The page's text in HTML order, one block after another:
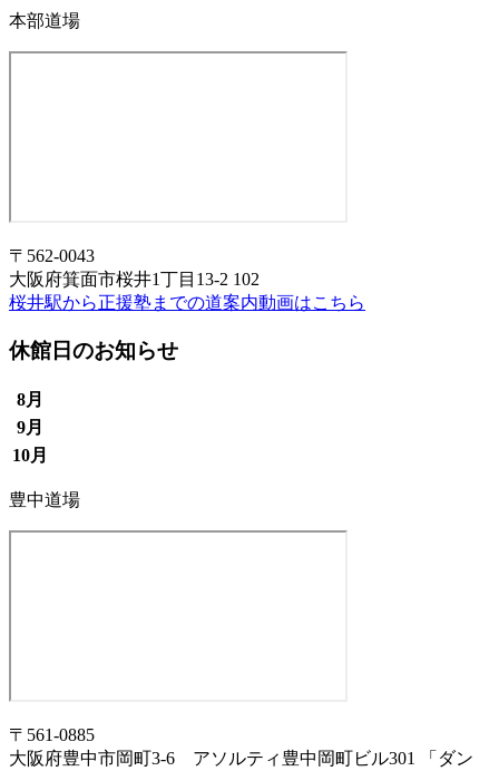
本部道場
〒562-0043
大阪府箕面市桜井1丁目13-2 102
桜井駅から正援塾までの道案内動画はこちら
休館日のお知らせ
8月
9月
10月
豊中道場
〒561-0885
大阪府豊中市岡町3-6 アソルティ豊中岡町ビル301 「ダン